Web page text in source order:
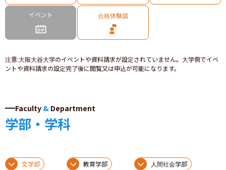
イベント 合格体験談
注意:大阪大谷大学のイベントや資料請求が設定されていません。大学側でイベ
ントや資料請求の設定完了後に閲覧又は申込が可能になります。
Faculty & Department
学部・学科
文学部 教育学部 人間社会学部